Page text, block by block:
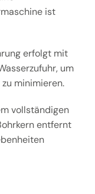
ist
erfolgt mit
um
minimieren.
vollständigen
entfernt